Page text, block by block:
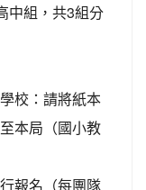
中組，共3組分
校：請將紙本
本局（國小教
報名（每團隊